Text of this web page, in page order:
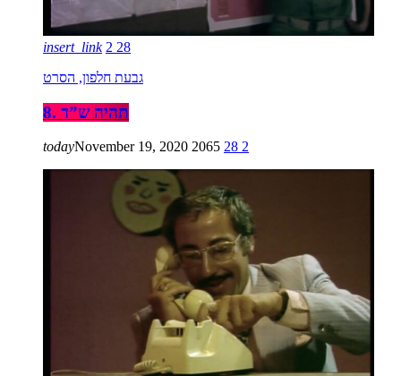
insert_link 2 28
גבעת חלפון, הסרט
8. תהיה ש”ד
todayNovember 19, 2020 2065 28 2